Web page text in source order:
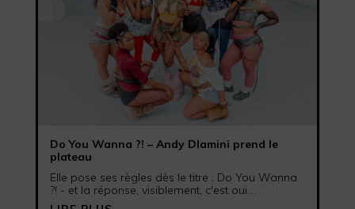
Do You Wanna ?! – Andy Dlamini prend le
plateau
Elle pose ses règles dès le titre : Do You Wanna
?! - et la réponse, visiblement, c'est oui....